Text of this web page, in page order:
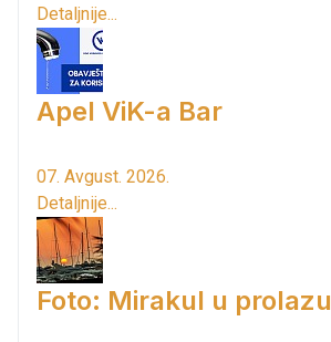
Detaljnije...
Apel ViK-a Bar
07. Avgust. 2026.
Detaljnije...
Foto: Mirakul u prolazu